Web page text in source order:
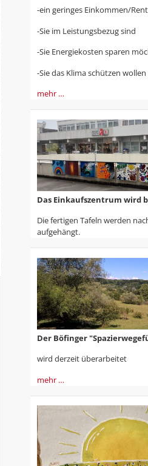
-ein geringes Einkommen/
-Sie im Leistungsbezug sind
-Sie Energiekosten sparen
-Sie das Klima schützen wollen
mehr …
Das Einkaufszentrum wird
Die fertigen Tafeln werden
aufgehängt.
Der Böfinger
wird derzeit überarbeitet
mehr …